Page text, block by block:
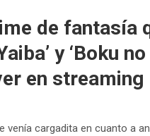
de fantasía
y ‘Boku
en streaming
venía cargadita en cuanto a